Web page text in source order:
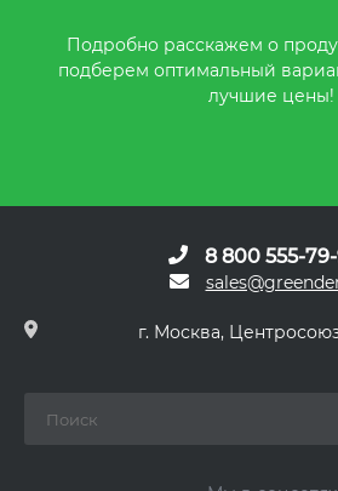
Подробно расскажем о
подберем оптимальный
лучшие цены!
8 800 555-
г. Москва,